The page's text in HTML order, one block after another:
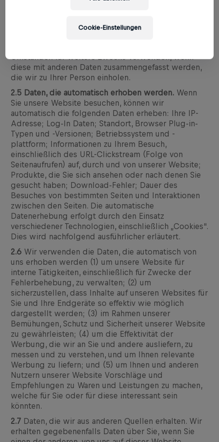
senden (sofern Sie zugestimmt haben, von uns
Umständen für weitere Zwecke verwenden, wenn
diese mit anderen Daten zusammengefasst werden,
die wir zu Ihrer Person einholen.
2.5 Daten, die automatisch erhoben werden. Wenn
Sie unsere Website besuchen, können wir
automatisch die folgenden Daten erheben: Ihre IP-
Adresse; Log-In Daten; Standort, Browser Plug-in-
Typen und -Versionen; Betriebssystem und -
plattform; Informationen zu Ihrem Besuch,
einschließlich des URL-Clickstream (Folge von
Seitenaufrufen) auf, durch und von unserer Website;
Produkte, die Sie sich ansehen oder nach denen Sie
gesucht haben; Download-Fehler; Dauer des
Besuches von bestimmten Seiten und Interaktionen
zwischen den Seiten. Die automatische
Datenerhebung erfolgt durch den Einsatz
verschiedener Technologien, einschließlich „Cookies“.
Dies wird nachfolgend ausführlicher erläutert.
2.6 Wir verwenden die Daten, die automatisch von
uns erhoben werden (1) um unsere Website für
interne Tätigkeiten, einschließlich für Zwecke der
Fehlerbehebung, zu verwalten; (2) um
sicherzustellen, dass Inhalte auf unseren Websites für
Sie und Ihre Endgeräte so effektiv wie möglich
dargestellt werden; (3) im Rahmen unserer
Bemühungen, Schutz und Sicherheit unserer Website
zu gewährleisten; (4) um die Effektivität der
Werbung, die wir an Sie und andere ausliefern, zu
messen und zu verstehen, und um Ihnen relevante
Werbung zu liefern; und (5) um Ihnen und anderen
Nutzern unserer Website Vorschläge und
Empfehlungen zu Waren und Leistungen zu machen,
welche für Sie oder für diese interessant sein
könnten.
2.7 Daten, die wir aus anderen Quellen erhalten. Wir
erhalten gegebenenfalls Daten über Sie, wenn Sie
Cookie-Einstellungen